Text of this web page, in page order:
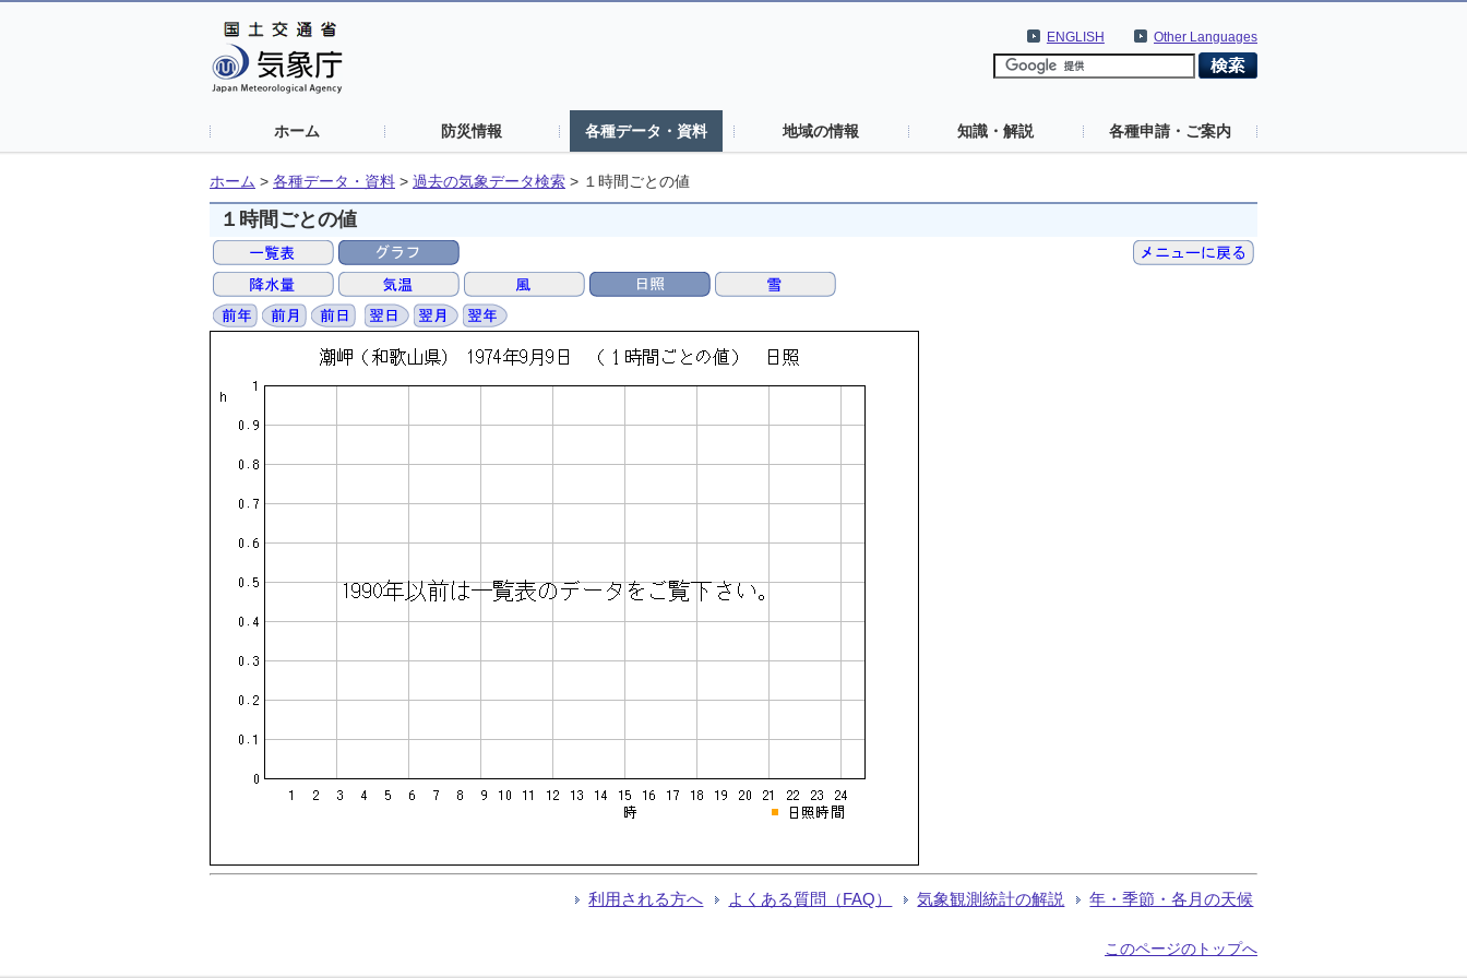
Other Languages
ENGLISH
ホーム 防災情報 各種データ・資料 地域の情報 知識・解説 各種申請・ご案内
ホーム > 各種データ・資料 > 過去の気象データ検索 > １時間ごとの値
１時間ごとの値
利用される方へ よくある質問（FAQ） 気象観測統計の解説 年・季節・各月の天候
このページのトップへ